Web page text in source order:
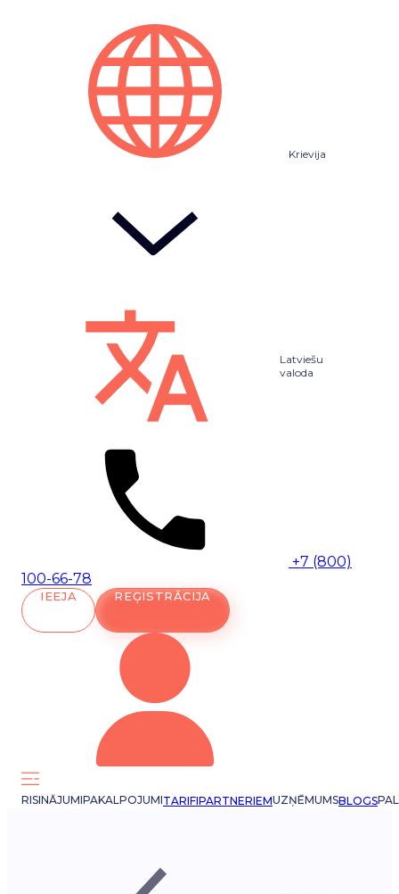
Krievija
Latviešu
valoda
+7 (800)
100-66-78
IEEJA REĢISTRĀCIJA
RISINĀJUMIPAKALPOJUMITARIFIPARTNERIEMUZŅĒMUMSBLOGS